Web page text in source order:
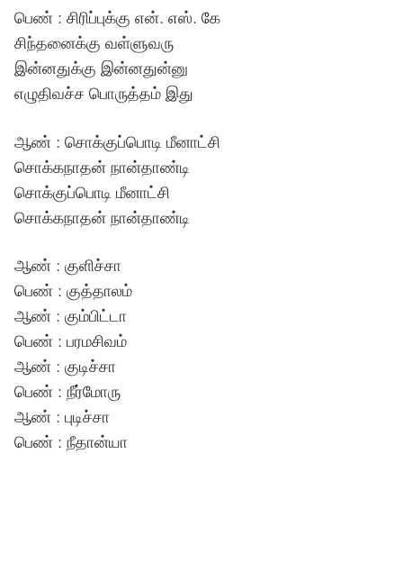
பெண் : சிரிப்புக்கு என். எஸ். கே
சிந்தனைக்கு வள்ளுவரு
இன்னதுக்கு இன்னதுன்னு
எழுதிவச்ச பொருத்தம் இது
ஆண் : சொக்குப்பொடி மீனாட்சி
சொக்கநாதன் நான்தாண்டி
சொக்குப்பொடி மீனாட்சி
சொக்கநாதன் நான்தாண்டி
ஆண் : குளிச்சா
பெண் : குத்தாலம்
ஆண் : கும்பிட்டா
பெண் : பரமசிவம்
ஆண் : குடிச்சா
பெண் : நீர்மோரு
ஆண் : புடிச்சா
பெண் : நீதான்யா